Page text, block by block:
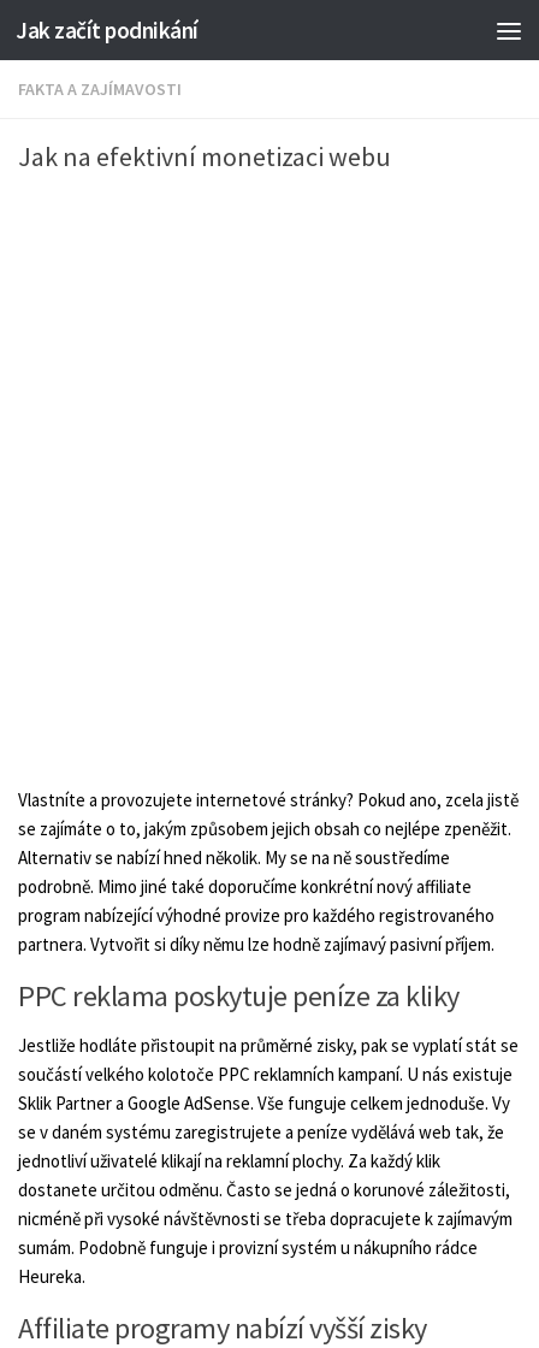
Jak začít podnikání
FAKTA A ZAJÍMAVOSTI
Jak na efektivní monetizaci webu
Vlastníte a provozujete internetové stránky? Pokud ano, zcela jistě
se zajímáte o to, jakým způsobem jejich obsah co nejlépe zpeněžit.
Alternativ se nabízí hned několik. My se na ně soustředíme
podrobně. Mimo jiné také doporučíme konkrétní nový affiliate
program nabízející výhodné provize pro každého registrovaného
partnera. Vytvořit si díky němu lze hodně zajímavý pasivní příjem.
PPC reklama poskytuje peníze za kliky
Jestliže hodláte přistoupit na průměrné zisky, pak se vyplatí stát se
součástí velkého kolotoče PPC reklamních kampaní. U nás existuje
Sklik Partner a Google AdSense. Vše funguje celkem jednoduše. Vy
se v daném systému zaregistrujete a peníze vydělává web tak, že
jednotliví uživatelé klikají na reklamní plochy. Za každý klik
dostanete určitou odměnu. Často se jedná o korunové záležitosti,
nicméně při vysoké návštěvnosti se třeba dopracujete k zajímavým
sumám. Podobně funguje i provizní systém u nákupního rádce
Heureka.
Affiliate programy nabízí vyšší zisky